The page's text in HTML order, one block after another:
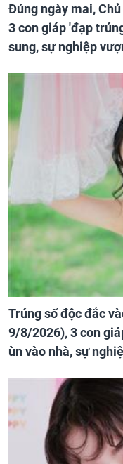
Đúng ngày mai,
3 con giáp 'đạp
sung, sự nghiệp
Trúng số độc đắc
9/8/2026), 3 con
ùn vào nhà, sự